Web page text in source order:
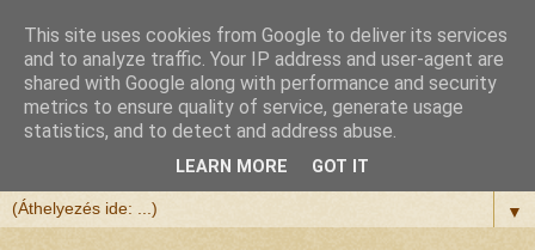
Félix atya
Szeretettel köszöntöm a honlapomra ellátogatót.
▼
This site uses cookies from Google to deliver its services
and to analyze traffic. Your IP address and user-agent are
shared with Google along with performance and security
metrics to ensure quality of service, generate usage
statistics, and to detect and address abuse.
LEARN MORE GOT IT